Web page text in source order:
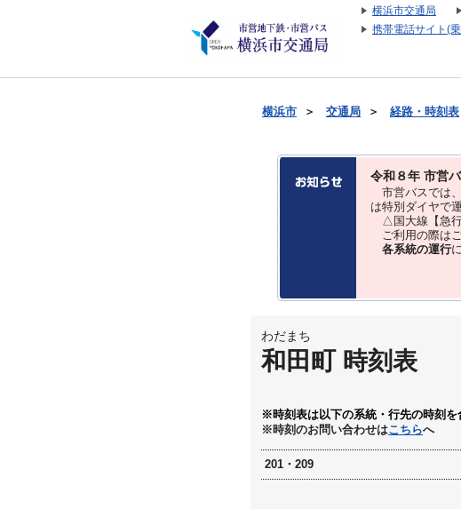
横浜市交通局
携帯電話サイト(
横浜市 ＞ 交通局 ＞ 経路・時刻表
令和８年 市営
市営バスでは
は特別ダイヤで
△国大線【急行
ご利用の際はご
各系統の運行
わだまち
和田町 時刻表
※時刻表は以下の系統・行先の時刻を
※時刻のお問い合わせはこちらへ
201・209